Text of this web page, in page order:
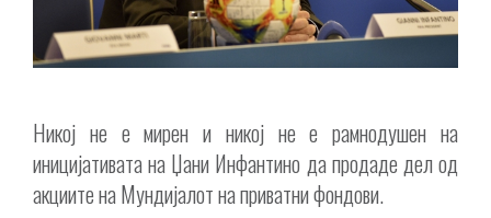
Никој не е мирен и никој не е рамнодушен на
иницијативата на Џани Инфантино да продаде дел од
акциите на Мундијалот на приватни фондови.